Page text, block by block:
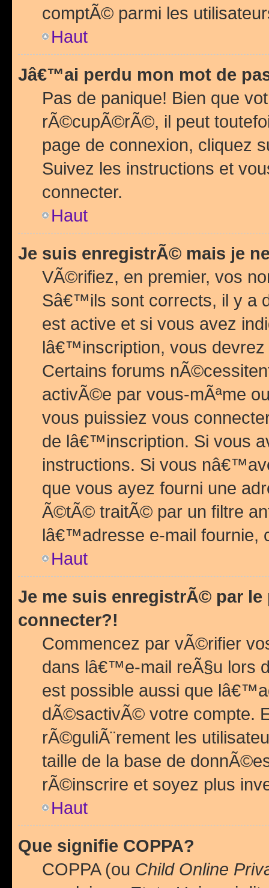
comptÃ© parmi les
Haut
Jâ€™ai perdu mon mot de
Pas de panique! Bien que
rÃ©cupÃ©rÃ©, il peut
page de connexion, cliquez
Suivez les instructions et
connecter.
Haut
Je suis enregistrÃ© mais je
VÃ©rifiez, en premier, vos
Sâ€™ils sont corrects, il y a
est active et si vous avez
lâ€™inscription, vous
Certains forums
activÃ©e par vous-mÃªme
vous puissiez vous
de lâ€™inscription. Si vous
instructions. Si vous
que vous ayez fourni une
Ã©tÃ© traitÃ© par un filtre
lâ€™adresse e-mail fournie,
Haut
Je me suis enregistrÃ© par
connecter?!
Commencez par vÃ©rifier
dans lâ€™e-mail reÃ§u lors
est possible aussi que
dÃ©sactivÃ© votre compte.
rÃ©guliÃ¨rement les
taille de la base de
rÃ©inscrire et soyez plus
Haut
Que signifie COPPA?
COPPA (ou Child Online